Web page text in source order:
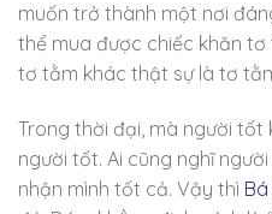
muốn trở thành một nơi
thể mua được chiếc khăn
tơ tằm khác thật sự là tơ
Trong thời đại, mà người tốt
người tốt. Ai cũng nghĩ
nhận mình tốt cả. Vậy thì Bá